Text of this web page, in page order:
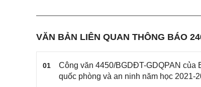
VĂN BẢN LIÊN QUAN THÔNG BÁO
01
Công văn 4450/BGDĐT-GDQPAN
quốc phòng và an ninh năm học 2021-